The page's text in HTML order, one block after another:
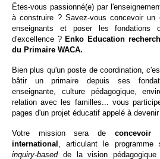
Êtes-vous passionné(e) par
à construire ? Savez-vous concevoir un
enseignants et poser les fondations
d'excellence ? Enko Education
du Primaire WACA.
Bien plus qu'un poste de coordination,
bâtir un primaire depuis ses
enseignante, culture pédagogique,
relation avec les familles... vous
pages d'un projet éducatif appelé à
Votre mission sera de concevoir
international
inquiry-based de la vision pédagogique